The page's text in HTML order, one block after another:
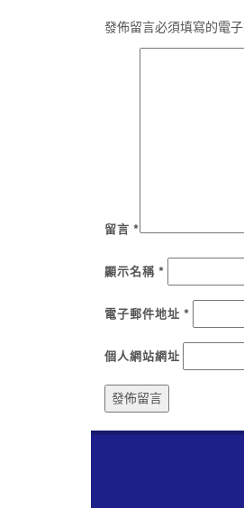
發佈留言必須填寫的電
留言 *
顯示名稱 *
電子郵件地址 *
個人網站網址